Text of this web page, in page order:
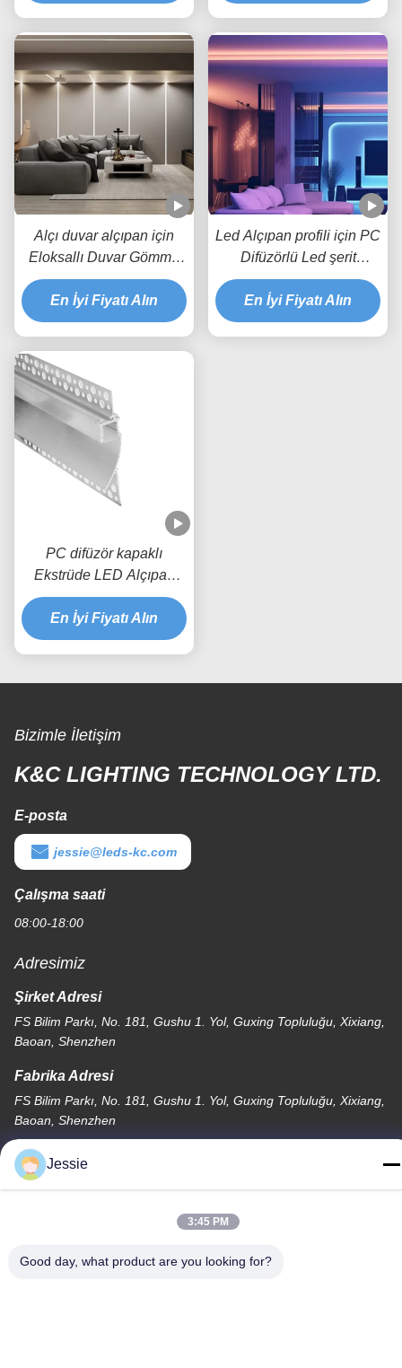
Alçı duvar alçıpan için
Eloksallı Duvar Gömme
LED Alçıpan Profili
En İyi Fiyatı Alın
Led Alçıpan profili için PC
Difüzörlü Led şerit
alüminyum profil
En İyi Fiyatı Alın
PC difüzör kapaklı
Ekstrüde LED Alçıpan
Profili
En İyi Fiyatı Alın
Bizimle İletişim
K&C LIGHTING TECHNOLOGY LTD.
E-posta
jessie@leds-kc.com
Çalışma saati
08:00-18:00
Adresimiz
Şirket Adresi
FS Bilim Parkı, No. 181, Gushu 1. Yol, Guxing Topluluğu, Xixiang,
Baoan, Shenzhen
Fabrika Adresi
FS Bilim Parkı, No. 181, Gushu 1. Yol, Guxing Topluluğu, Xixiang,
Baoan, Shenzhen
Televizyon
86-0755-22300563
Jessie
3:45 PM
Good day, what product are you looking for?